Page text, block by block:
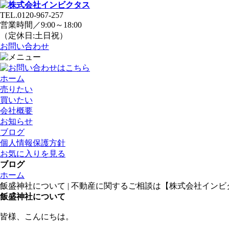
TEL.0120-967-257
営業時間／9:00～18:00
（定休日:土日祝）
お問い合わせ
ホーム
売りたい
買いたい
会社概要
お知らせ
ブログ
個人情報保護方針
お気に入りを見る
ブログ
ホーム
飯盛神社について | 不動産に関するご相談は【株式会社インビ
飯盛神社について
皆様、こんにちは。